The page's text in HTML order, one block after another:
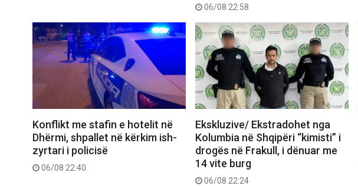
06/08 22:58
Konflikt me stafin e hotelit në
Dhërmi, shpallet në kërkim ish-
zyrtari i policisë
06/08 22:40
Ekskluzive/ Ekstradohet nga
Kolumbia në Shqipëri “kimisti” i
drogës në Frakull, i dënuar me
14 vite burg
06/08 22:24